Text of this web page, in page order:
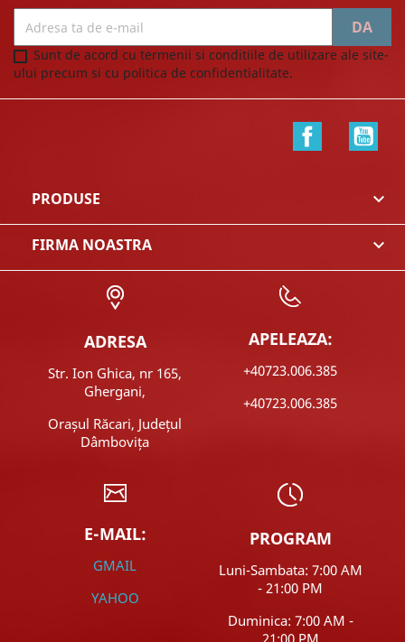
Sunt de acord cu termenii si conditiile de utilizare ale site-
ului precum si cu politica de confidentialitate.
Facebook
PRODUSE 
FIRMA NOASTRA 
ADRESA
Str. Ion Ghica, nr 165,
Ghergani,
Orașul Răcari, Județul
Dâmbovița
APELEAZA:
+40723.006.385
+40723.006.385
E-MAIL:
GMAIL
YAHOO
PROGRAM
Luni-Sambata: 7:00 AM
- 21:00 PM
Duminica: 7:00 AM -
21:00 PM